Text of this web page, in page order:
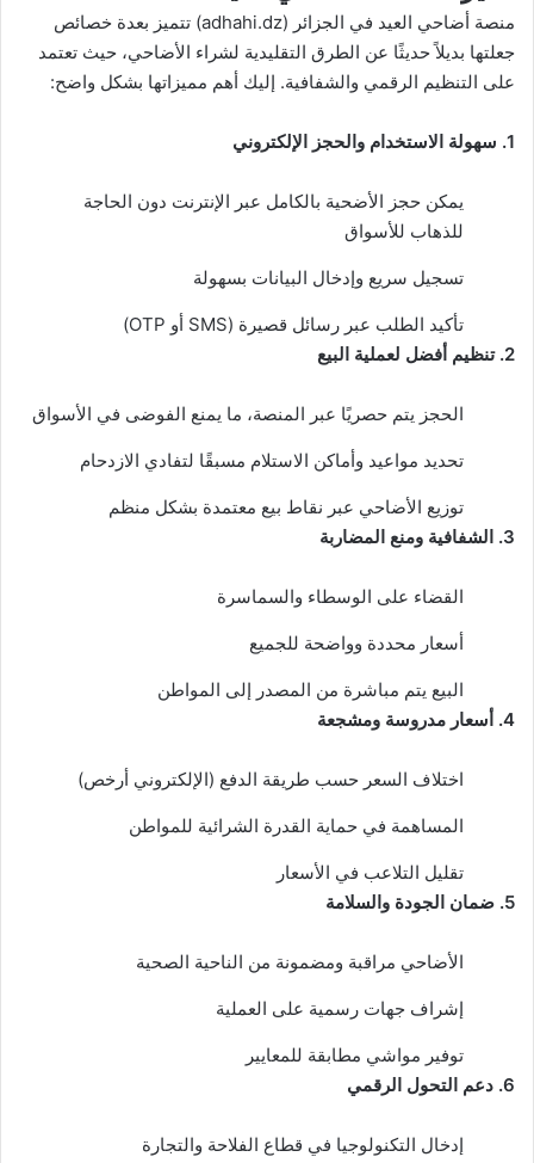
منصة أضاحي العيد في الجزائر
(adhahi.dz) تتميز بعدة خصائص
جعلتها بديلاً حديثًا عن الطرق التقليدية لشراء الأضاحي، حيث تعتمد
على التنظيم الرقمي والشفافية. إليك أهم مميزاتها بشكل واضح:
1. سهولة الاستخدام والحجز الإلكتروني
يمكن حجز الأضحية بالكامل عبر الإنترنت دون الحاجة
للذهاب للأسواق
تسجيل سريع وإدخال البيانات بسهولة
تأكيد الطلب عبر رسائل قصيرة (SMS أو OTP)
2. تنظيم أفضل لعملية البيع
الحجز يتم حصريًا عبر المنصة، ما يمنع الفوضى في الأسواق
تحديد مواعيد وأماكن الاستلام مسبقًا لتفادي الازدحام
توزيع الأضاحي عبر نقاط بيع معتمدة بشكل منظم
3. الشفافية ومنع المضاربة
القضاء على الوسطاء والسماسرة
أسعار محددة وواضحة للجميع
البيع يتم مباشرة من المصدر إلى المواطن
4. أسعار مدروسة ومشجعة
اختلاف السعر حسب طريقة الدفع (الإلكتروني أرخص)
المساهمة في حماية القدرة الشرائية للمواطن
تقليل التلاعب في الأسعار
5. ضمان الجودة والسلامة
الأضاحي مراقبة ومضمونة من الناحية الصحية
إشراف جهات رسمية على العملية
توفير مواشي مطابقة للمعايير
6. دعم التحول الرقمي
إدخال التكنولوجيا في قطاع الفلاحة والتجارة